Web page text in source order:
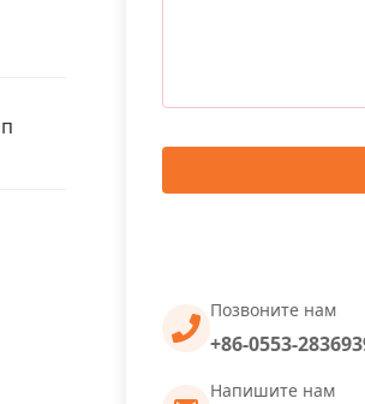
Позвоните нам
+86-0553-
Напишите нам